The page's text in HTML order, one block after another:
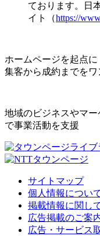
ております。日
イト（https://
ホームページを起点に
集客から成約までを
地域のビジネスやマ
で事業活動を支援
サイトマップ
個人情報につい
掲載情報に関し
広告掲載のご案
広告・サービス